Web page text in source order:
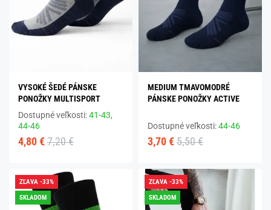
VYSOKÉ ŠEDÉ PÁNSKE
PONOŽKY MULTISPORT
Dostupné veľkosti:41-43,
44-46
4,80 € 7,20 €
MEDIUM TMAVOMODRÉ
PÁNSKE PONOŽKY ACTIVE
Dostupné veľkosti:44-46
3,70 € 5,50 €
ZĽAVA -33%
SKLADOM
ZĽAVA -33%
SKLADOM